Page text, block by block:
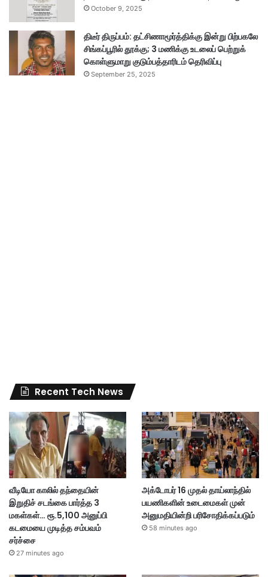
October 9, 2025
திடீர் திருப்பம்: தட்சிணாமூர்த்திக்கு இன்று பிற்பகலே
சிங்கப்பூரில் தூக்கு; 3 மணிக்கு உடலைப் பெற்றுக்
கொள்ளுமாறு குடும்பத்தாரிடம் தெரிவிப்பு
September 25, 2025
Recent Tech News
வீடியோ காலில் தந்தையின்
இறுதிச் சடங்கை பார்த்த 3
மகள்கள்… ரூ.5,100 அனுப்பி
கடமையை முடித்த சம்பவம்
சர்ச்சை
27 minutes ago
அக்டோபர் 16 முதல் தாய்லாந்தில்
பயணிகளின் உடைமைகள் முன்
அனுமதியின்றி பரிசோதிக்கப்படும்
58 minutes ago